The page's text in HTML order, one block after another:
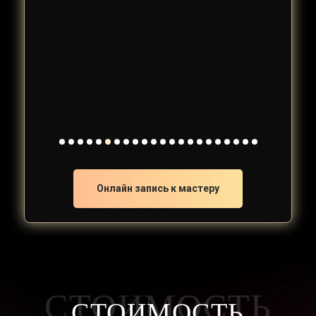
Онлайн запись к мастеру
СТОИМОСТЬ